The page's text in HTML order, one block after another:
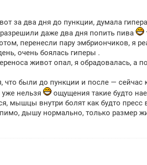
за два дня до пункции, думала
даже два дня попить пива
перенесли пару эмбриончиков, я
очень боялась гиперы .
живот опал, я обрадовалась, а
были до пункции и после — сейчас
нельзя
ощущения такие будто
мышцы внутри болят как будто пресс
дышу нормально, только размер